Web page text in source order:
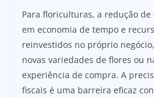
Para floriculturas, a redução
em economia de tempo e
reinvestidos no próprio
novas variedades de flores ou
experiência de compra. A
fiscais é uma barreira eficaz